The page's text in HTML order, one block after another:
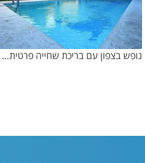
נופש בצפון עם בריכת שחייה פרטית מחוממת ומקורה